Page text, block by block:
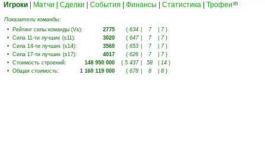
Игроки Матчи Сделки События Финансы Статистика Трофеи 85
Показатели команды:
• Рейтинг силы команды (Vs): 2775 ( 634 7 7)
• Сила 11-ти лучших (s11): 3020 ( 647 7 7)
• Сила 14-ти лучших (s14): 3560 ( 653 7 7)
• Сила 17-ти лучших (s17): 4017 ( 626 7 7)
• Стоимость строений: 148 950 000 ( 5 437 58 14 )
• Общая стоимость: 1 160 119 000 ( 678 8 8 )